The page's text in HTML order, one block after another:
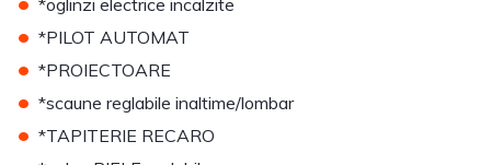
*oglinzi electrice incalzite
• *PILOT AUTOMAT
• *PROIECTOARE
• *scaune reglabile inaltime/lombar
• *TAPITERIE RECARO